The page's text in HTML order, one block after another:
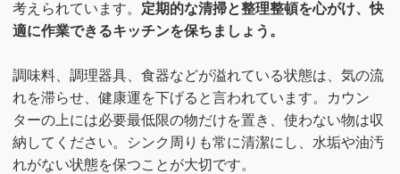
考えられています。 定期的な清掃と整理整頓を心がけ、快
適に作業できるキッチンを保ちましょう。
調味料、調理器具、食器などが溢れている状態は、気の流
れを滞らせ、健康運を下げると言われています。カウン
ターの上には必要最低限の物だけを置き、使わない物は収
納してください。シンク周りも常に清潔にし、水垢や油汚
れがない状態を保つことが大切です。